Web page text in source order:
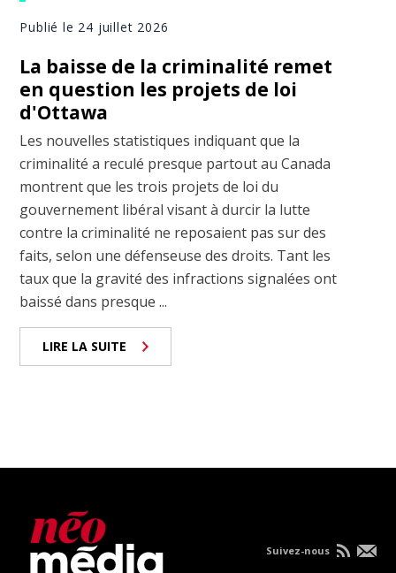
Publié le 24 juillet 2026
La baisse de la criminalité remet
en question les projets de loi
d'Ottawa
Les nouvelles statistiques indiquant que la
criminalité a reculé presque partout au Canada
montrent que les trois projets de loi du
gouvernement libéral visant à durcir la lutte
contre la criminalité ne reposaient pas sur des
faits, selon une défenseuse des droits. Tant les
taux que la gravité des infractions signalées ont
baissé dans presque ...
LIRE LA SUITE
Suivez-nous